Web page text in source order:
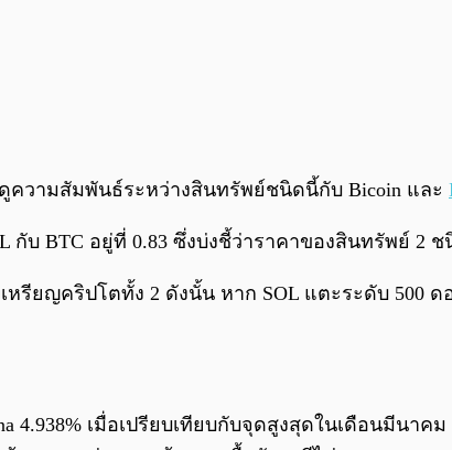
ความสัมพันธ์ระหว่างสินทรัพย์ชนิดนี้กับ Bicoin และ
กับ BTC อยู่ที่ 0.83 ซึ่งบ่งชี้ว่าราคาของสินทรัพย์ 2
รียญคริปโตทั้ง 2 ดังนั้น หาก SOL แตะระดับ 500 ด
4.938% เมื่อเปรียบเทียบกับจุดสูงสุดในเดือนมีน